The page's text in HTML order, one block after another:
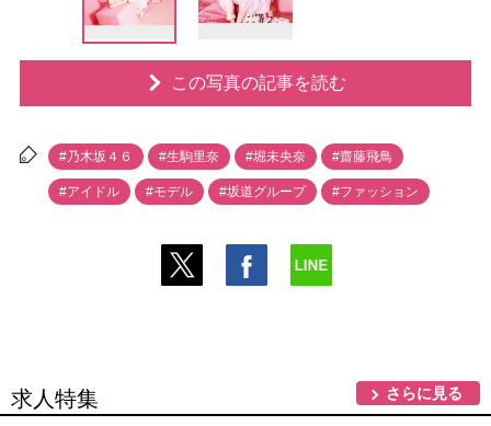
この写真の記事を読む
#乃木坂４６ #生駒里奈 #堀未央奈 #齋藤飛鳥
#アイドル #モデル #坂道グループ #ファッション
求人特集 さらに見る